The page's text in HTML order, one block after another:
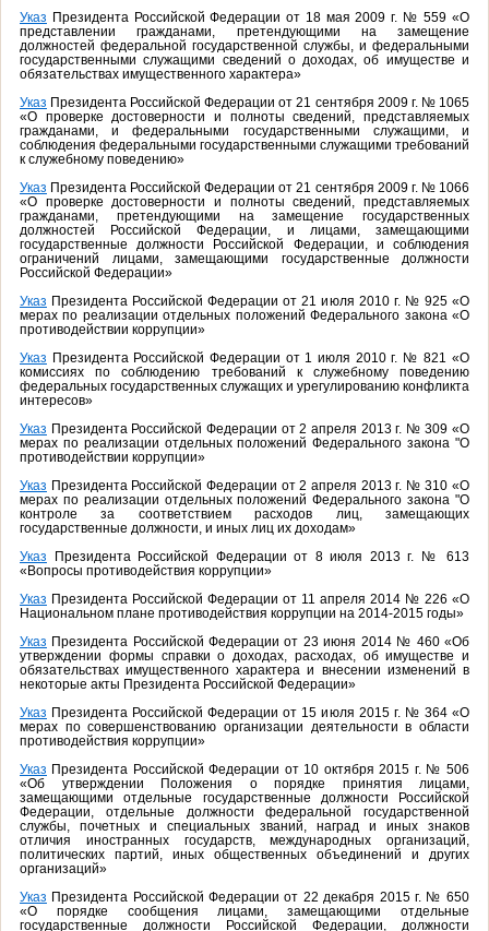
Указ Президента Российской Федерации от 18 мая 2009 г. № 559 «О
представлении гражданами, претендующими на замещение
должностей федеральной государственной службы, и федеральными
государственными служащими сведений о доходах, об имуществе и
обязательствах имущественного характера»
Указ Президента Российской Федерации от 21 сентября 2009 г. № 1065
«О проверке достоверности и полноты сведений, представляемых
гражданами, и федеральными государственными служащими, и
соблюдения федеральными государственными служащими требований
к служебному поведению»
Указ Президента Российской Федерации от 21 сентября 2009 г. № 1066
«О проверке достоверности и полноты сведений, представляемых
гражданами, претендующими на замещение государственных
должностей Российской Федерации, и лицами, замещающими
государственные должности Российской Федерации, и соблюдения
ограничений лицами, замещающими государственные должности
Российской Федерации»
Указ Президента Российской Федерации от 21 июля 2010 г. № 925 «О
мерах по реализации отдельных положений Федерального закона «О
противодействии коррупции»
Указ Президента Российской Федерации от 1 июля 2010 г. № 821 «О
комиссиях по соблюдению требований к служебному поведению
федеральных государственных служащих и урегулированию конфликта
интересов»
Указ Президента Российской Федерации от 2 апреля 2013 г. № 309 «О
мерах по реализации отдельных положений Федерального закона "О
противодействии коррупции»
Указ Президента Российской Федерации от 2 апреля 2013 г. № 310 «О
мерах по реализации отдельных положений Федерального закона "О
контроле за соответствием расходов лиц, замещающих
государственные должности, и иных лиц их доходам»
Указ Президента Российской Федерации от 8 июля 2013 г. № 613
«Вопросы противодействия коррупции»
Указ Президента Российской Федерации от 11 апреля 2014 № 226 «О
Национальном плане противодействия коррупции на 2014-2015 годы»
Указ Президента Российской Федерации от 23 июня 2014 № 460 «Об
утверждении формы справки о доходах, расходах, об имуществе и
обязательствах имущественного характера и внесении изменений в
некоторые акты Президента Российской Федерации»
Указ Президента Российской Федерации от 15 июля 2015 г. № 364 «О
мерах по совершенствованию организации деятельности в области
противодействия коррупции»
Указ Президента Российской Федерации от 10 октября 2015 г. № 506
«Об утверждении Положения о порядке принятия лицами,
замещающими отдельные государственные должности Российской
Федерации, отдельные должности федеральной государственной
службы, почетных и специальных званий, наград и иных знаков
отличия иностранных государств, международных организаций,
политических партий, иных общественных объединений и других
организаций»
Указ Президента Российской Федерации от 22 декабря 2015 г. № 650
«О порядке сообщения лицами, замещающими отдельные
государственные должности Российской Федерации, должности